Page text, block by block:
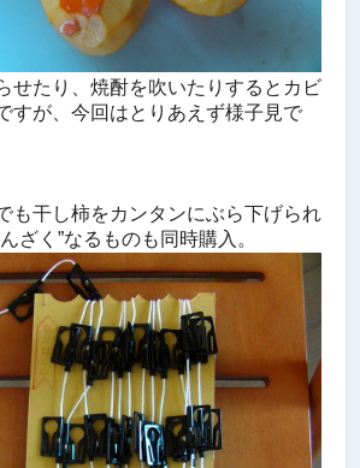
せたり、焼酎を吹いたりするとカビ
すが、今回はとりあえず様子見で
も干し柿をカンタンにぶら下げられ
ざく ”なるものも同時購入。